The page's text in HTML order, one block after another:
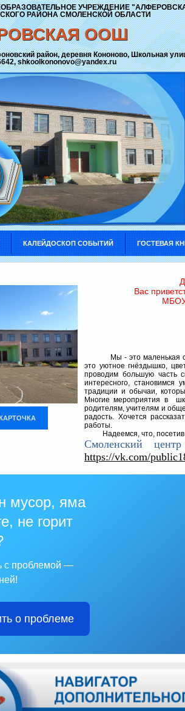
район, деревня Кононово, Школьная
shkoolkononovo@yandex.ru
ООШ
УЧРЕЖДЕНИЕ
РАЙОНА СМОЛЕНСКОЙ ОБЛАСТИ
КАЛЕЙДОСКОП СОБЫТИЙ ГОСТЕВАЯ
Вас
Школа
Часто
Здесь
За школу
Мы - это маленькая
это уютное гнёздышко,
проводим большую часть
интересного, становимся
традиции и обычаи,
Многие мероприятия в
родителям, учителям и
радость. Хочется
работы.
Надеемся, что, посетив
Смоленский
https://vk.com/
мусор, яма
не горит
с проблемой —
о проблеме